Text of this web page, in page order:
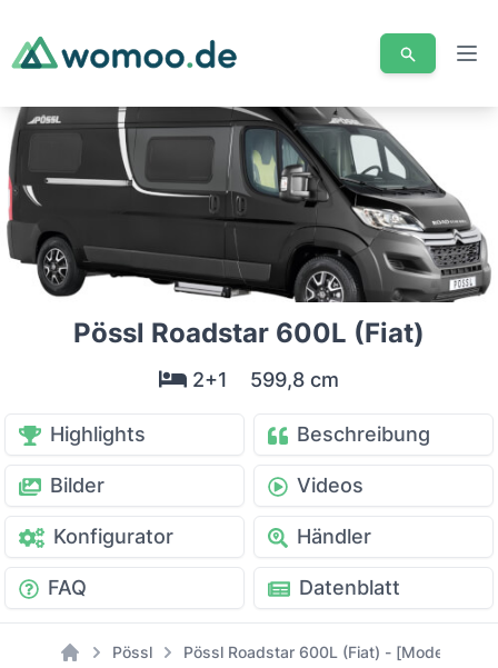
Pössl Roadstar 600L (Fiat)
2+1 599,8 cm
Highlights Beschreibung
Bilder Videos
Konfigurator Händler
FAQ Datenblatt
Pössl Pössl Roadstar 600L (Fiat) - [Modell: